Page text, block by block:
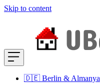
Skip to content
🇩🇪 Berlin & Almanya